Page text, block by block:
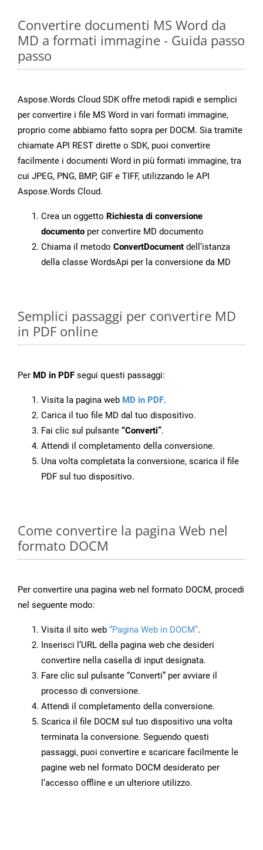
Convertire documenti MS Word da
MD a formati immagine - Guida passo
passo
Aspose.Words Cloud SDK offre metodi rapidi e semplici
per convertire i file MS Word in vari formati immagine,
proprio come abbiamo fatto sopra per DOCM. Sia tramite
chiamate API REST dirette o SDK, puoi convertire
facilmente i documenti Word in più formati immagine, tra
cui JPEG, PNG, BMP, GIF e TIFF, utilizzando le API
Aspose.Words Cloud.
Crea un oggetto Richiesta di conversione
documento per convertire MD documento
Chiama il metodo ConvertDocument dell’istanza
della classe WordsApi per la conversione da MD
Semplici passaggi per convertire MD
in PDF online
Per MD in PDF segui questi passaggi:
Visita la pagina web MD in PDF.
Carica il tuo file MD dal tuo dispositivo.
Fai clic sul pulsante “Converti”.
Attendi il completamento della conversione.
Una volta completata la conversione, scarica il file
PDF sul tuo dispositivo.
Come convertire la pagina Web nel
formato DOCM
Per convertire una pagina web nel formato DOCM, procedi
nel seguente modo:
Visita il sito web “Pagina Web in DOCM”.
Inserisci l’URL della pagina web che desideri
convertire nella casella di input designata.
Fare clic sul pulsante “Converti” per avviare il
processo di conversione.
Attendi il completamento della conversione.
Scarica il file DOCM sul tuo dispositivo una volta
terminata la conversione. Seguendo questi
passaggi, puoi convertire e scaricare facilmente le
pagine web nel formato DOCM desiderato per
l’accesso offline e un ulteriore utilizzo.